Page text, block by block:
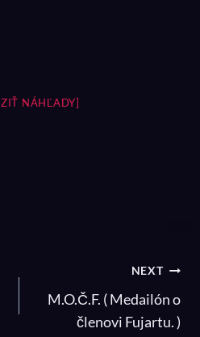
NÁHĽADY]
NEXT
M.O.Č.F. ( Medailón o
členovi Fujartu. )